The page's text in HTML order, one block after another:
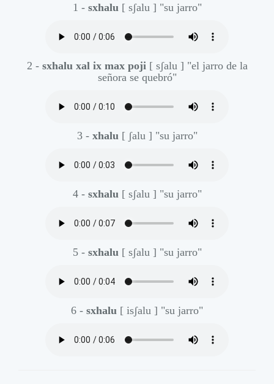
1 - sxhalu [ sʃalu ] "su jarro"
2 - sxhalu xal ix max poji [ sʃalu ] "el jarro de la
señora se quebró"
3 - xhalu [ ʃalu ] "su jarro"
4 - sxhalu [ sʃalu ] "su jarro"
5 - sxhalu [ sʃalu ] "su jarro"
6 - sxhalu [ isʃalu ] "su jarro"